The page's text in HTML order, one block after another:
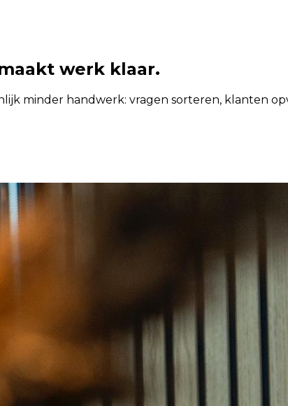
werk klaar.
minder handwerk: vragen sorteren, klanten